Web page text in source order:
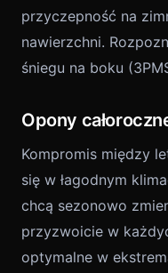
przyczepność na
nawierzchni.
śniegu na boku
Opony
Kompromis między
się w łagodnym
chcą sezonowo
przyzwoicie w
optymalne w